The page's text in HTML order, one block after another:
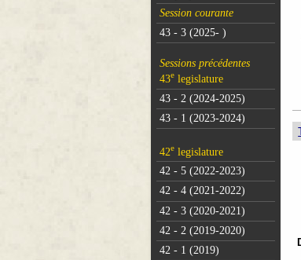
Session courante
43 - 3 (2025- )
Sessions précédentes
43elegislature
43 - 2 (2024-2025)
43 - 1 (2023-2024)
42elegislature
42 - 5 (2022-2023)
42 - 4 (2021-2022)
42 - 3 (2020-2021)
42 - 2 (2019-2020)
42 - 1 (2019)